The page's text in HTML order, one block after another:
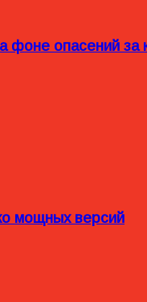
фоне опасений за
мощных версий